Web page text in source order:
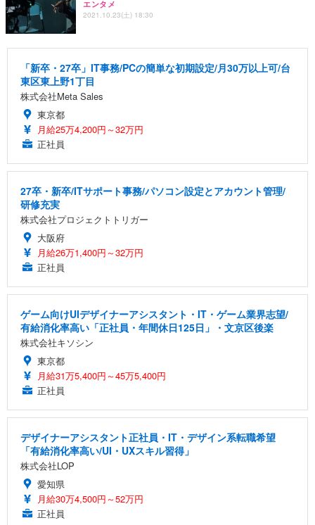
エンタメ
2021.10.23(土) 18:30
「新卒・27卒」IT事務/PCの簡単な初期設定/月30万以上可/台
東区東上野1丁目
株式会社Meta Sales
東京都
月給25万4,200円～32万円
正社員
27卒・新卒/ITサポート事務/パソコン設定とアカウント管理/
研修充実
株式会社プロジェクトトリガー
大阪府
月給26万1,400円～32万円
正社員
ゲーム向けUIデザイナーアシスタント・IT・ゲーム業界志望/
有給消化率高い「正社員・年間休日125日」・文京区後楽
株式会社キソシン
東京都
月給31万5,400円～45万5,400円
正社員
デザイナーアシスタント正社員・IT・デザイン系転職希望
「有給消化率高い/UI・UXスキル習得」
株式会社LOP
愛知県
月給30万4,500円～52万円
正社員